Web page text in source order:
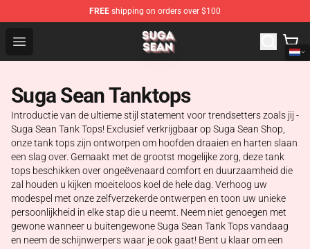
FREE shipping on orders over $100
Open menu
Suga Sean Shop - Official Suga Sean Merchandise Store
Suga Sean Tanktops
Introductie van de ultieme stijl statement voor trendsetters zoals jij -
Suga Sean Tank Tops! Exclusief verkrijgbaar op Suga Sean Shop,
onze tank tops zijn ontworpen om hoofden draaien en harten slaan
een slag over. Gemaakt met de grootst mogelijke zorg, deze tank
tops beschikken over ongeëvenaard comfort en duurzaamheid die
zal houden u kijken moeiteloos koel de hele dag. Verhoog uw
modespel met onze zelfverzekerde ontwerpen en toon uw unieke
persoonlijkheid in elke stap die u neemt. Neem niet genoegen met
gewone wanneer u buitengewone Suga Sean Tank Tops vandaag
en neem de schijnwerpers waar je ook gaat! Bent u klaar om een